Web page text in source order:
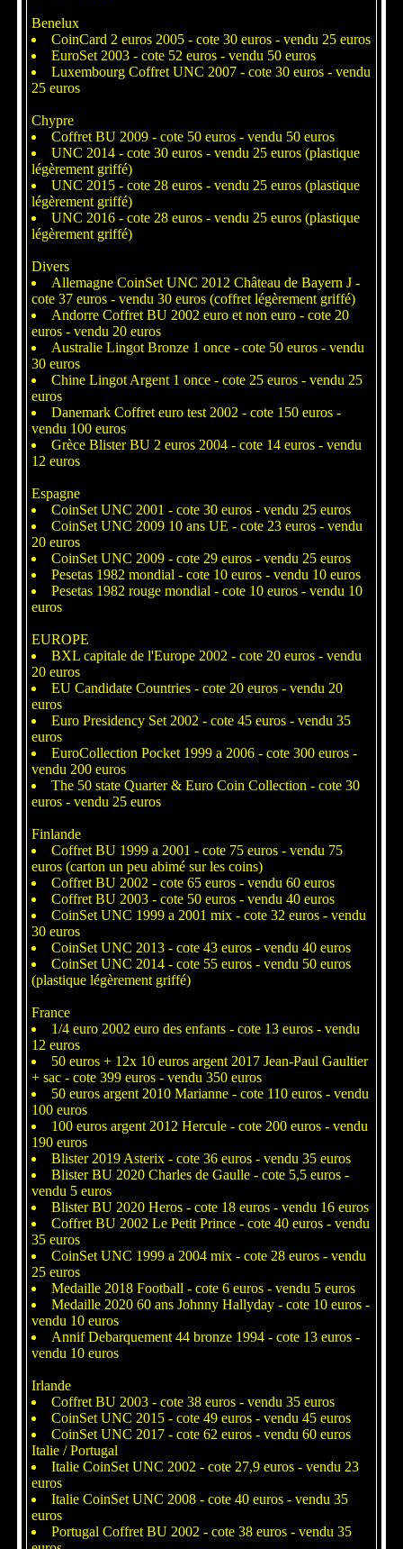
Benelux
CoinCard 2 euros 2005 - cote 30 euros - vendu 25 euros
EuroSet 2003 - cote 52 euros - vendu 50 euros
Luxembourg Coffret UNC 2007 - cote 30 euros - vendu
25 euros
Chypre
Coffret BU 2009 - cote 50 euros - vendu 50 euros
UNC 2014 - cote 30 euros - vendu 25 euros (plastique
légèrement griffé)
UNC 2015 - cote 28 euros - vendu 25 euros (plastique
légèrement griffé)
UNC 2016 - cote 28 euros - vendu 25 euros (plastique
légèrement griffé)
Divers
Allemagne CoinSet UNC 2012 Château de Bayern J -
cote 37 euros - vendu 30 euros (coffret légèrement griffé)
Andorre Coffret BU 2002 euro et non euro - cote 20
euros - vendu 20 euros
Australie Lingot Bronze 1 once - cote 50 euros - vendu
30 euros
Chine Lingot Argent 1 once - cote 25 euros - vendu 25
euros
Danemark Coffret euro test 2002 - cote 150 euros -
vendu 100 euros
Grèce Blister BU 2 euros 2004 - cote 14 euros - vendu
12 euros
Espagne
CoinSet UNC 2001 - cote 30 euros - vendu 25 euros
CoinSet UNC 2009 10 ans UE - cote 23 euros - vendu
20 euros
CoinSet UNC 2009 - cote 29 euros - vendu 25 euros
Pesetas 1982 mondial - cote 10 euros - vendu 10 euros
Pesetas 1982 rouge mondial - cote 10 euros - vendu 10
euros
EUROPE
BXL capitale de l'Europe 2002 - cote 20 euros - vendu
20 euros
EU Candidate Countries - cote 20 euros - vendu 20
euros
Euro Presidency Set 2002 - cote 45 euros - vendu 35
euros
EuroCollection Pocket 1999 a 2006 - cote 300 euros -
vendu 200 euros
The 50 state Quarter & Euro Coin Collection - cote 30
euros - vendu 25 euros
Finlande
Coffret BU 1999 a 2001 - cote 75 euros - vendu 75
euros (carton un peu abimé sur les coins)
Coffret BU 2002 - cote 65 euros - vendu 60 euros
Coffret BU 2003 - cote 50 euros - vendu 40 euros
CoinSet UNC 1999 a 2001 mix - cote 32 euros - vendu
30 euros
CoinSet UNC 2013 - cote 43 euros - vendu 40 euros
CoinSet UNC 2014 - cote 55 euros - vendu 50 euros
(plastique légèrement griffé)
France
1/4 euro 2002 euro des enfants - cote 13 euros - vendu
12 euros
50 euros + 12x 10 euros argent 2017 Jean-Paul Gaultier
+ sac - cote 399 euros - vendu 350 euros
50 euros argent 2010 Marianne - cote 110 euros - vendu
100 euros
100 euros argent 2012 Hercule - cote 200 euros - vendu
190 euros
Blister 2019 Asterix - cote 36 euros - vendu 35 euros
Blister BU 2020 Charles de Gaulle - cote 5,5 euros -
vendu 5 euros
Blister BU 2020 Heros - cote 18 euros - vendu 16 euros
Coffret BU 2002 Le Petit Prince - cote 40 euros - vendu
35 euros
CoinSet UNC 1999 a 2004 mix - cote 28 euros - vendu
25 euros
Medaille 2018 Football - cote 6 euros - vendu 5 euros
Medaille 2020 60 ans Johnny Hallyday - cote 10 euros -
vendu 10 euros
Annif Debarquement 44 bronze 1994 - cote 13 euros -
vendu 10 euros
Irlande
Coffret BU 2003 - cote 38 euros - vendu 35 euros
CoinSet UNC 2015 - cote 49 euros - vendu 45 euros
CoinSet UNC 2017 - cote 62 euros - vendu 60 euros
Italie / Portugal
Italie CoinSet UNC 2002 - cote 27,9 euros - vendu 23
euros
Italie CoinSet UNC 2008 - cote 40 euros - vendu 35
euros
Portugal Coffret BU 2002 - cote 38 euros - vendu 35